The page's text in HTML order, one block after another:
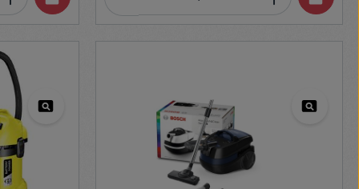
hatósugár
kis
kefe,